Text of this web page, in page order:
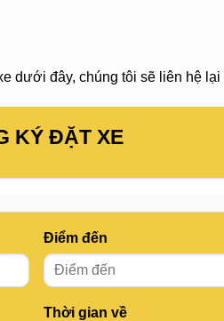
dưới đây, chúng tôi sẽ liên hệ
KÝ ĐẶT XE
Điểm đến
Thời gian về